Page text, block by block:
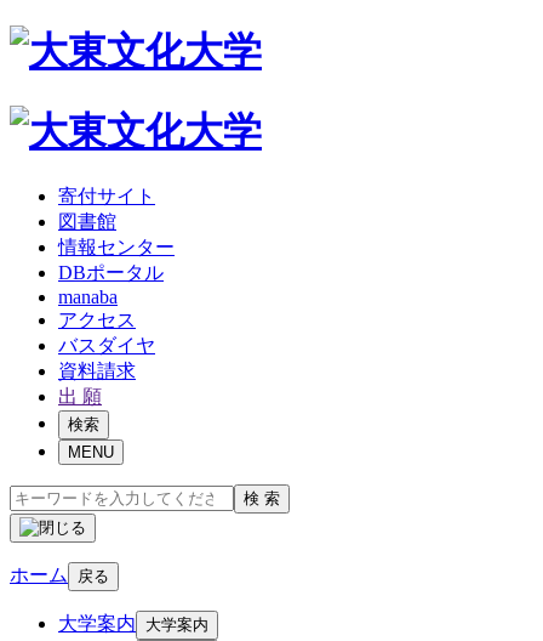
寄付サイト
図書館
情報センター
DBポータル
manaba
アクセス
バスダイヤ
資料請求
出 願
検索
MENU
検 索
ホーム 戻る
大学案内 大学案内